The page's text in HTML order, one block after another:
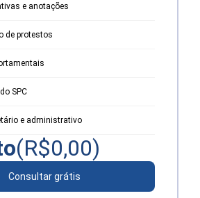
e anotações
de protestos
SPC
e administrativo
(R$0,00)
Consultar grátis